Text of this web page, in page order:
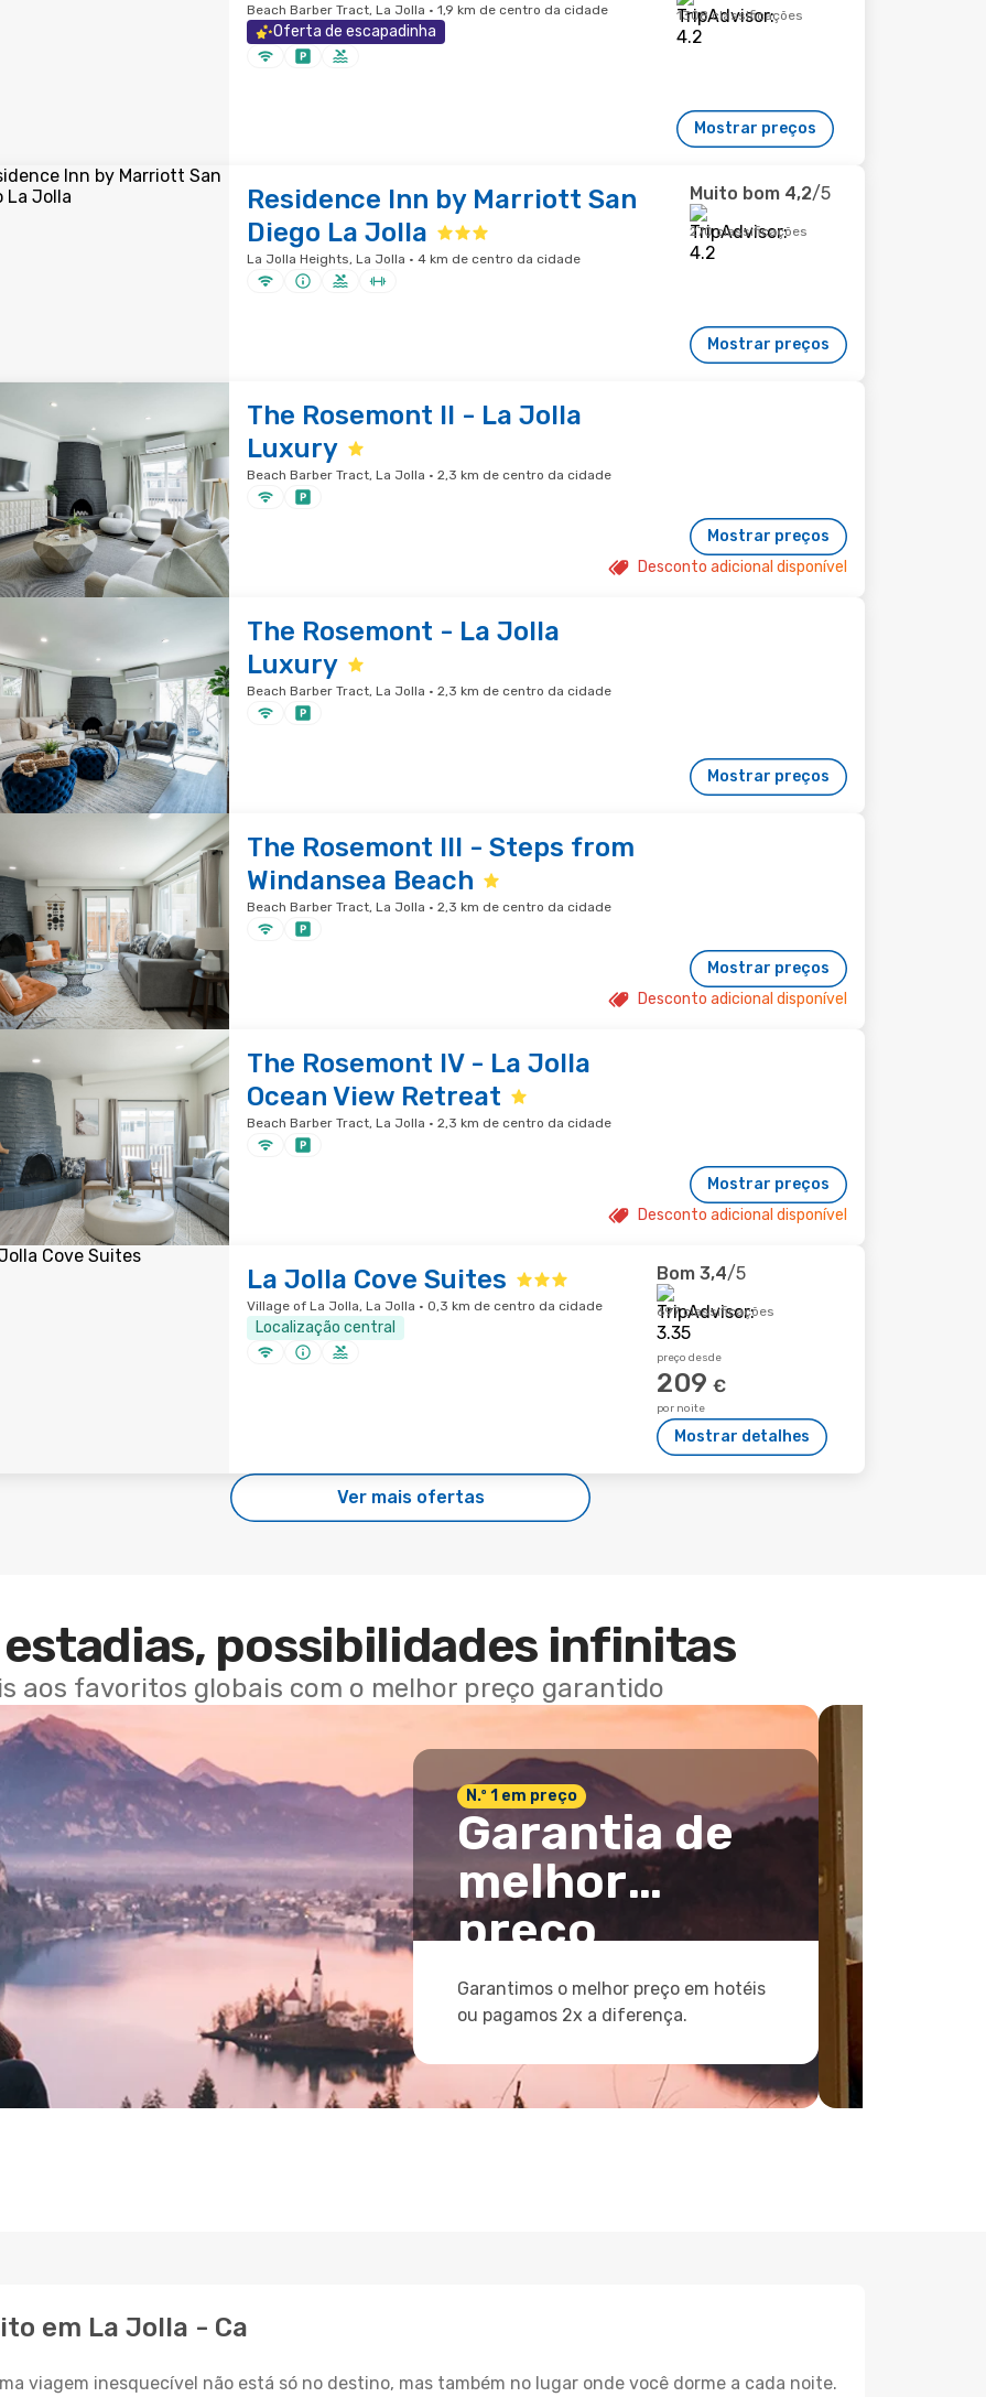
Beach Barber Tract, La Jolla · 1,9 km de centro da cidade
Oferta de escapadinha
1308 classificações
Mostrar preços
Residence Inn by Marriott San
Diego La Jolla
La Jolla Heights, La Jolla · 4 km de centro da cidade
Muito bom 4,2/5
270 classificações
Mostrar preços
The Rosemont II - La Jolla
Luxury
Beach Barber Tract, La Jolla · 2,3 km de centro da cidade
Mostrar preços
Desconto adicional disponível
The Rosemont - La Jolla
Luxury
Beach Barber Tract, La Jolla · 2,3 km de centro da cidade
Mostrar preços
The Rosemont III - Steps from
Windansea Beach
Beach Barber Tract, La Jolla · 2,3 km de centro da cidade
Mostrar preços
Desconto adicional disponível
The Rosemont IV - La Jolla
Ocean View Retreat
Beach Barber Tract, La Jolla · 2,3 km de centro da cidade
Mostrar preços
Desconto adicional disponível
La Jolla Cove Suites
Village of La Jolla, La Jolla · 0,3 km de centro da cidade
Localização central
Bom 3,4/5
697 classificações
preço desde
209 €
por noite
Mostrar detalhes
Ver mais ofertas
estadias, possibilidades infinitas
aos favoritos globais com o melhor preço garantido
N.º 1 em preço
Garantia de
melhor
preço
Garantimos o melhor preço em hotéis
ou pagamos 2x a diferença.
em La Jolla - Ca
viagem inesquecível não está só no destino, mas também no lugar onde você dorme a cada noite.